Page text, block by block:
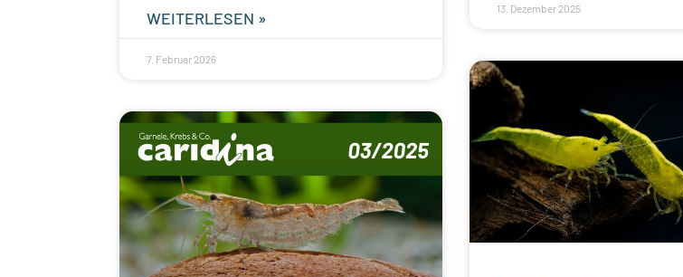
WEITERLESEN »
7. Februar 2026
13. Dezember 2025